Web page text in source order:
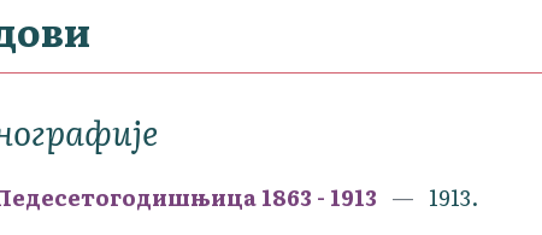
1863 - 1913 1913.